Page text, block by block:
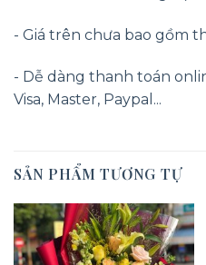
- Giá trên chưa bao gồm
- Dễ dàng thanh toán
Visa, Master, Paypal...
SẢN PHẨM TƯƠNG TỰ